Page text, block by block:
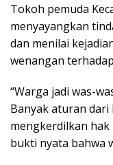
Tokoh pemuda
menyayangkan
dan menilai
wenangan
“Warga jadi was-
Banyak aturan dari
mengkerdilkan hak
bukti nyata bahwa